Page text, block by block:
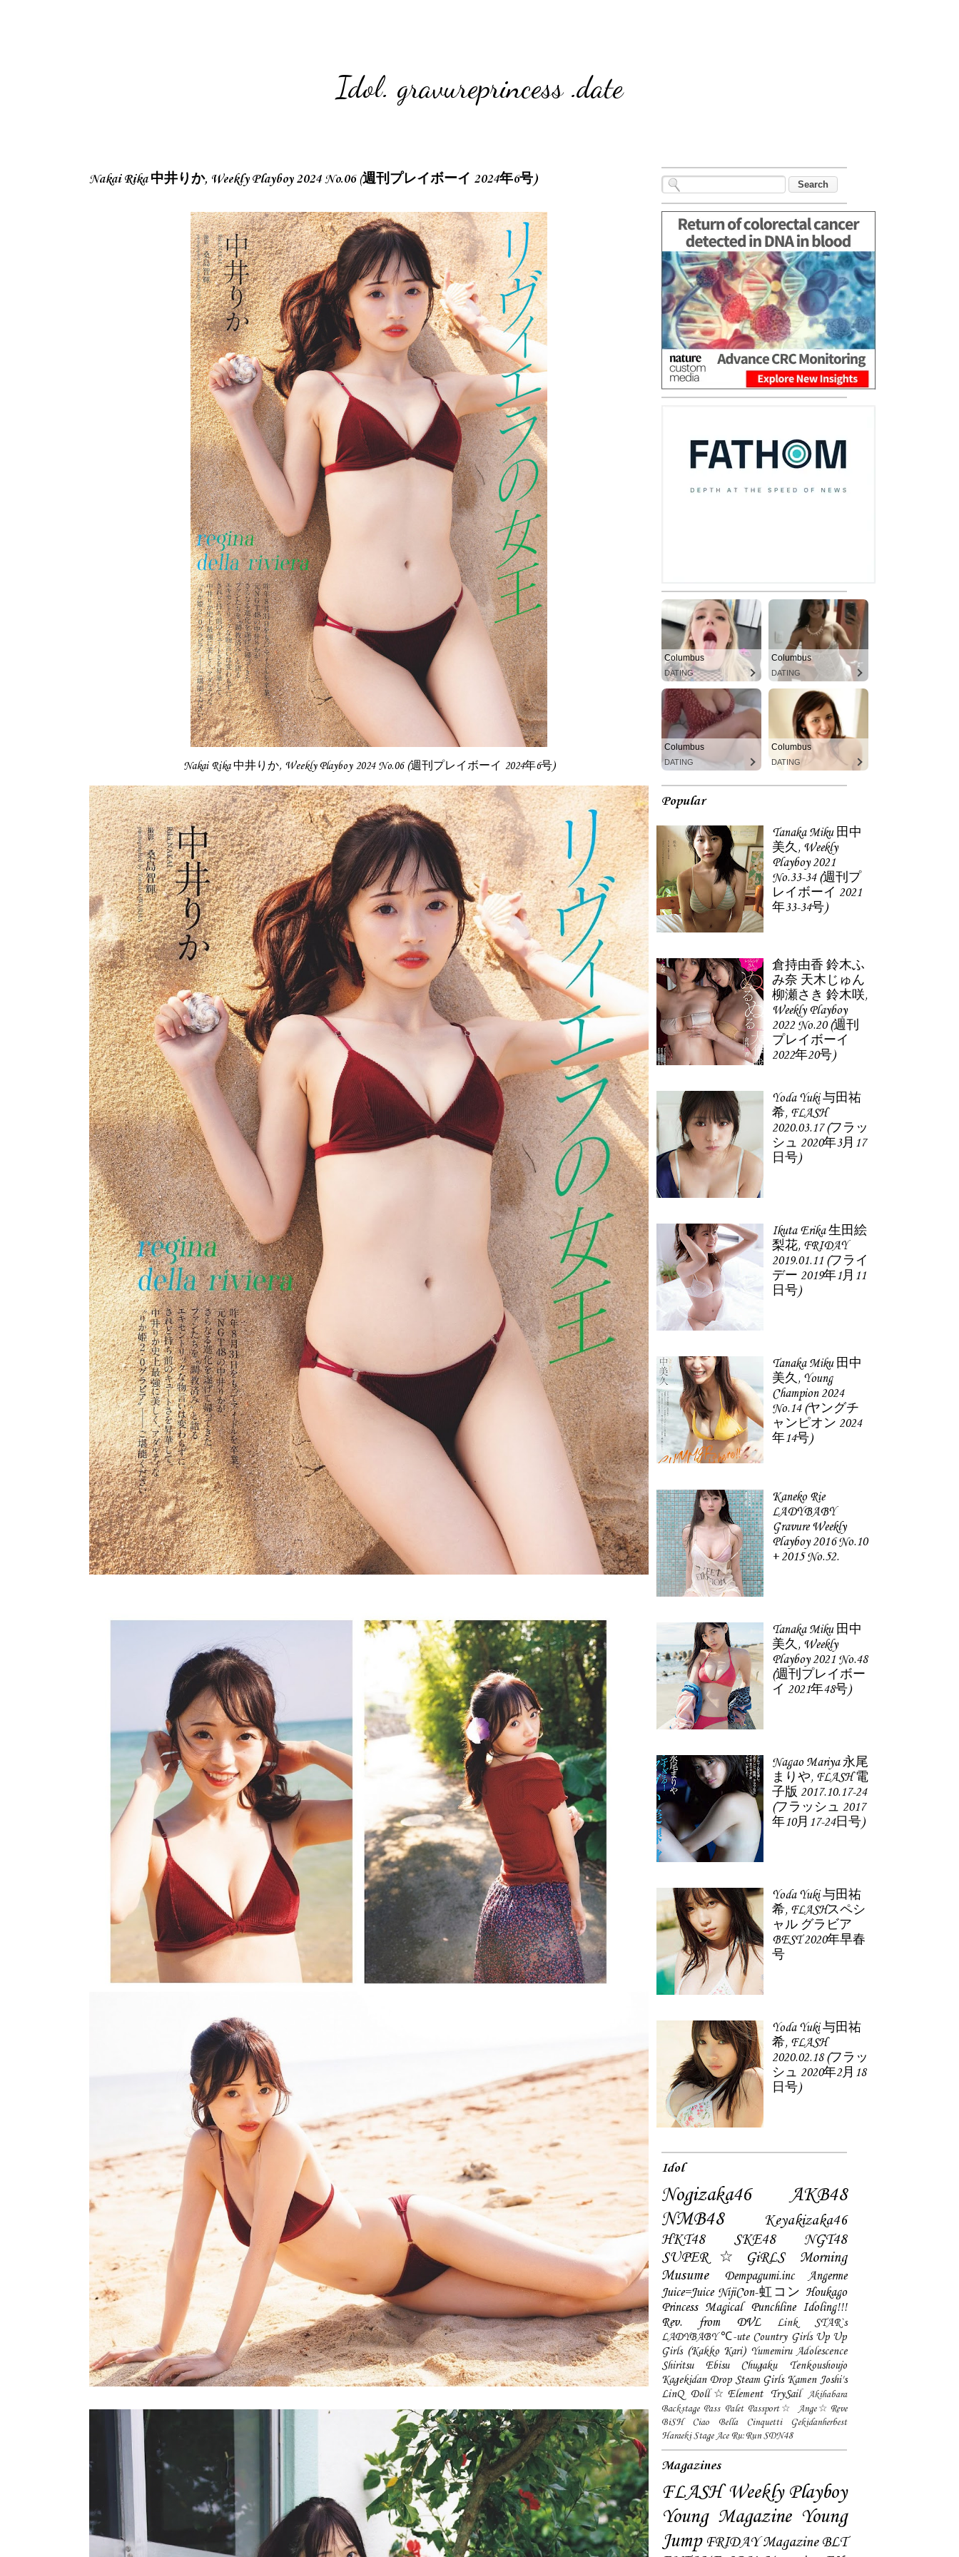
Idol. gravureprincess .date
Nakai Rika 中井りか, Weekly Playboy 2024 No.06 (週刊プレイボーイ 2024年6号)
Nakai Rika 中井りか, Weekly Playboy 2024 No.06 (週刊プレイボーイ 2024年6号)
Columbus
DATING
Columbus
DATING
Columbus
DATING
Columbus
DATING
Popular
Tanaka Miku 田中
美久, Weekly
Playboy 2021
No.33-34 (週刊プ
レイボーイ 2021
年33-34号)
倉持由香 鈴木ふ
み奈 天木じゅん
柳瀬さき 鈴木咲,
Weekly Playboy
2022 No.20 (週刊
プレイボーイ
2022年20号)
Yoda Yuki 与田祐
希, FLASH
2020.03.17 (フラッ
シュ 2020年3月17
日号)
Ikuta Erika 生田絵
梨花, FRIDAY
2019.01.11 (フライ
デー 2019年1月11
日号)
Tanaka Miku 田中
美久, Young
Champion 2024
No.14 (ヤングチ
ャンピオン 2024
年14号)
Kaneko Rie
LADYBABY
Gravure Weekly
Playboy 2016 No.10
+ 2015 No.52.
Tanaka Miku 田中
美久, Weekly
Playboy 2021 No.48
(週刊プレイボー
イ 2021年48号)
Nagao Mariya 永尾
まりや, FLASH 電
子版 2017.10.17-24
(フラッシュ 2017
年10月17-24日号)
Yoda Yuki 与田祐
希, FLASHスペシ
ャル グラビア
BEST 2020年早春
号
Yoda Yuki 与田祐
希, FLASH
2020.02.18 (フラッ
シュ 2020年2月18
日号)
Idol
Nogizaka46
AKB48
NMB48
Keyakizaka46
HKT48
SKE48
NGT48
SUPER☆GiRLS
Morning
Musume
Dempagumi.inc
Angerme
Juice=Juice NijiCon-虹コン Houkago
Princess Magical Punchline Idoling!!!
Rev. from DVL
Link STAR`s
LADYBABY ℃-ute Country Girls Up Up
Girls (Kakko Kari) Yumemiru Adolescence
Shiritsu Ebisu Chugaku
Tenkoushoujo
Kagekidan Drop Steam Girls Kamen Joshi's
LinQ Doll☆Element TrySail
Akihabara
Backstage Pass Palet Passport☆
Ange☆Reve
BiSH
Ciao Bella Cinquetti
Gekidanherbest
Haraeki Stage Ace Ru:Run SDN48
Magazines
FLASH Weekly Playboy
Young Magazine Young
Jump FRIDAY Magazine BLT